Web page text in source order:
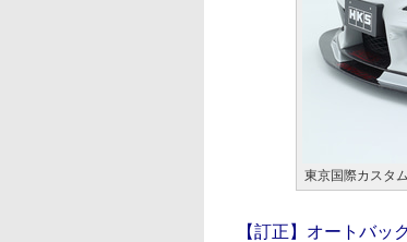
東京国際カスタ
【訂正】オートバ